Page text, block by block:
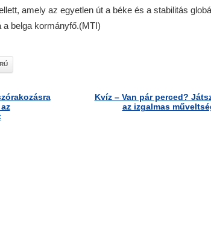
amely az egyetlen út a béke és a stabilitás
belga kormányfő.(MTI)
Kvíz – Van pár perced?
az izgalmas